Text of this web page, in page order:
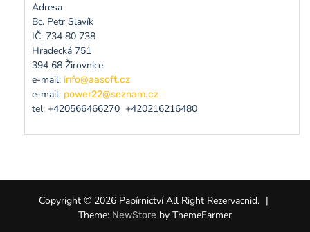
Adresa
Bc. Petr Slavík
IČ: 734 80 738
Hradecká 751
394 68 Žirovnice
e-mail: info@aasoft.cz
e-mail: power22@seznam.cz
tel: +420566466270 +420216216480
Copyright © 2026 Papírnictví All Right Rezervacnid. |
Theme: NewStore by ThemeFarmer